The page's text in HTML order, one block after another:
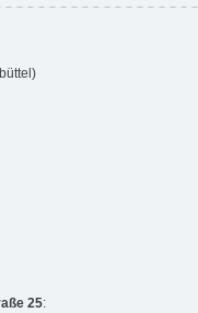
25: